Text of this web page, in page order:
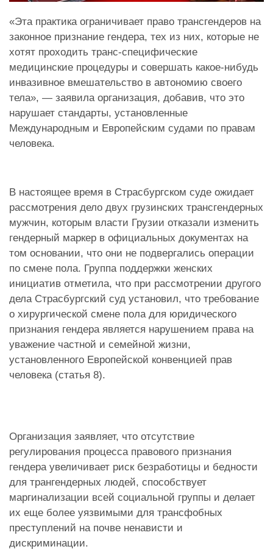
«Эта практика ограничивает право трансгендеров на
законное признание гендера, тех из них, которые не
хотят проходить транс-специфические
медицинские процедуры и совершать какое-нибудь
инвазивное вмешательство в автономию своего
тела», — заявила организация, добавив, что это
нарушает стандарты, установленные
Международным и Европейским судами по правам
человека.
В настоящее время в Страсбургском суде ожидает
рассмотрения дело двух грузинских трансгендерных
мужчин, которым власти Грузии отказали изменить
гендерный маркер в официальных документах на
том основании, что они не подвергались операции
по смене пола. Группа поддержки женских
инициатив отметила, что при рассмотрении другого
дела Страсбургский суд установил, что требование
о хирургической смене пола для юридического
признания гендера является нарушением права на
уважение частной и семейной жизни,
установленного Европейской конвенцией прав
человека (статья 8).
Организация заявляет, что отсутствие
регулирования процесса правового признания
гендера увеличивает риск безработицы и бедности
для трангендерных людей, способствует
маргинализации всей социальной группы и делает
их еще более уязвимыми для трансфобных
преступлений на почве ненависти и
дискриминации.